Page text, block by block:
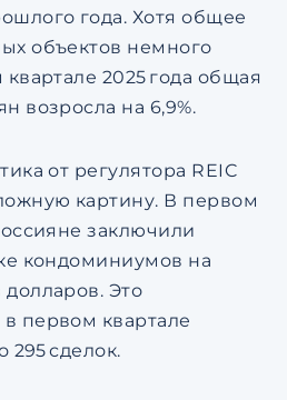
года. Хотя общее
объектов немного
2025 года общая
возросла на 6,9%.
от регулятора REIC
картину. В первом
заключили
кондоминиумов на
Это
первом квартале
295 сделок.